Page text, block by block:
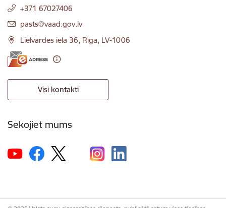
+371 67027406
E-pasts:
pasts@vaad.gov.lv
Lielvārdes iela 36, Rīga, LV-1006
Visi kontakti
Sekojiet mums